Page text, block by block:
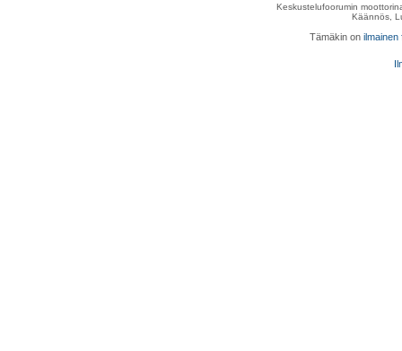
Keskustelufoorumin
Käännös,
Tämäkin on ilmainen